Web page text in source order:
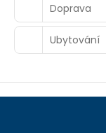
Doprava
Ubytování